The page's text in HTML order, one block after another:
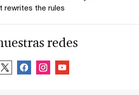
rewrites the rules
redes